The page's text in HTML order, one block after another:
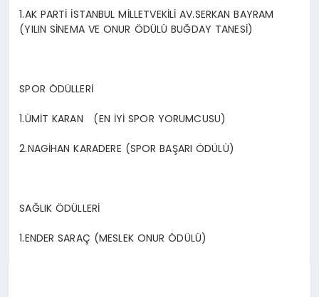
1.AK PARTİ İSTANBUL MİLLETVEKİLİ AV.SERKAN BAYRAM
(YILIN SİNEMA VE ONUR ÖDÜLÜ BUĞDAY TANESİ)
SPOR ÖDÜLLERİ
1.ÜMİT KARAN (EN İYİ SPOR YORUMCUSU)
2.NAGİHAN KARADERE (SPOR BAŞARI ÖDÜLÜ)
SAĞLIK ÖDÜLLERİ
1.ENDER SARAÇ (MESLEK ONUR ÖDÜLÜ)